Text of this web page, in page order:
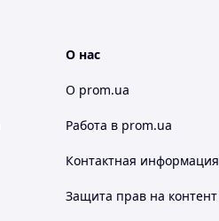
О нас
О prom.ua
Работа в prom.ua
Контактная информация
Защита прав на контент